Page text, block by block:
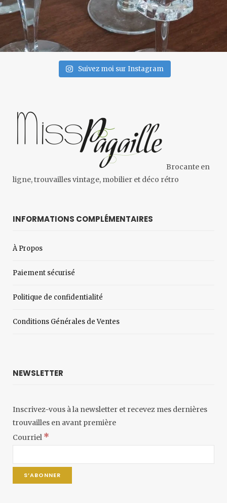
Suivez moi sur Instagram
Brocante en
ligne, trouvailles vintage, mobilier et déco rétro
INFORMATIONS COMPLÉMENTAIRES
À Propos
Paiement sécurisé
Politique de confidentialité
Conditions Générales de Ventes
NEWSLETTER
Inscrivez-vous à la newsletter et recevez mes dernières
trouvailles en avant première
Courriel *